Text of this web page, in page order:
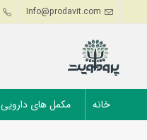
Info@prodavit.com
خانه مکمل های دارویی